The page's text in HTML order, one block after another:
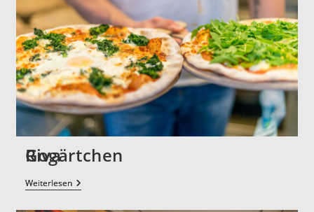
Gogärtchen
Weiterlesen